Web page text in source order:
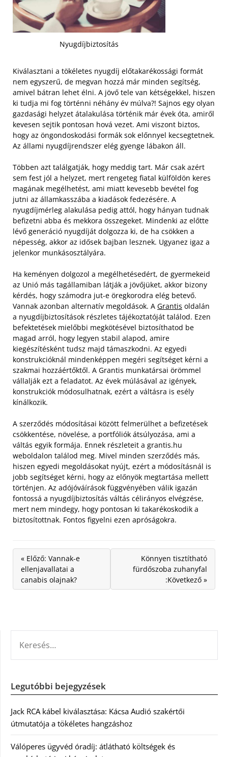
Nyugdíjbiztosítás
Kiválasztani a tökéletes nyugdíj előtakarékossági formát
nem egyszerű, de megvan hozzá már minden segítség,
amivel bátran lehet élni. A jövő tele van kétségekkel, hiszen
ki tudja mi fog történni néhány év múlva?! Sajnos egy olyan
gazdasági helyzet átalakulása történik már évek óta, amiről
kevesen sejtik pontosan hová vezet. Ami viszont biztos,
hogy az öngondoskodási formák sok előnnyel kecsegtetnek.
Az állami nyugdíjrendszer elég gyenge lábakon áll.
Többen azt találgatják, hogy meddig tart. Már csak azért
sem fest jól a helyzet, mert rengeteg fiatal külföldön keres
magának megélhetést, ami miatt kevesebb bevétel fog
jutni az államkasszába a kiadások fedezésére. A
nyugdíjmérleg alakulása pedig attól, hogy hányan tudnak
befizetni abba és mekkora összegeket. Mindenki az előtte
lévő generáció nyugdíját dolgozza ki, de ha csökken a
népesség, akkor az idősek bajban lesznek. Ugyanez igaz a
jelenkor munkásosztályára.
Ha keményen dolgozol a megélhetésedért, de gyermekeid
az Unió más tagállamiban látják a jövőjüket, akkor bizony
kérdés, hogy számodra jut-e öregkorodra elég betevő.
Vannak azonban alternatív megoldások. A Grantis oldalán
a nyugdíjbiztosítások részletes tájékoztatóját találod. Ezen
befektetések mielőbbi megkötésével biztosíthatod be
magad arról, hogy legyen stabil alapod, amire
kiegészítésként tudsz majd támaszkodni. Az egyedi
konstrukcióknál mindenképpen megéri segítséget kérni a
szakmai hozzáértőktől. A Grantis munkatársai örömmel
vállalják ezt a feladatot. Az évek múlásával az igények,
konstrukciók módosulhatnak, ezért a váltásra is esély
kínálkozik.
A szerződés módosításai között felmerülhet a befizetések
csökkentése, növelése, a portfóliók átsúlyozása, ami a
váltás egyik formája. Ennek részleteit a grantis.hu
weboldalon találod meg. Mivel minden szerződés más,
hiszen egyedi megoldásokat nyújt, ezért a módosításnál is
jobb segítséget kérni, hogy az előnyök megtartása mellett
történjen. Az adójóváírások függvényében válik igazán
fontossá a nyugdíjbiztosítás váltás célirányos elvégzése,
mert nem mindegy, hogy pontosan ki takarékoskodik a
biztosítottnak. Fontos figyelni ezen apróságokra.
« Előző: Vannak-e
ellenjavallatai a
canabis olajnak?
Könnyen tisztítható
fürdőszoba zuhanyfal
:Következő »
Legutóbbi bejegyzések
Jack RCA kábel kiválasztása: Kácsa Audió szakértői
útmutatója a tökéletes hangzáshoz
Válóperes ügyvéd óradíj: átlátható költségek és